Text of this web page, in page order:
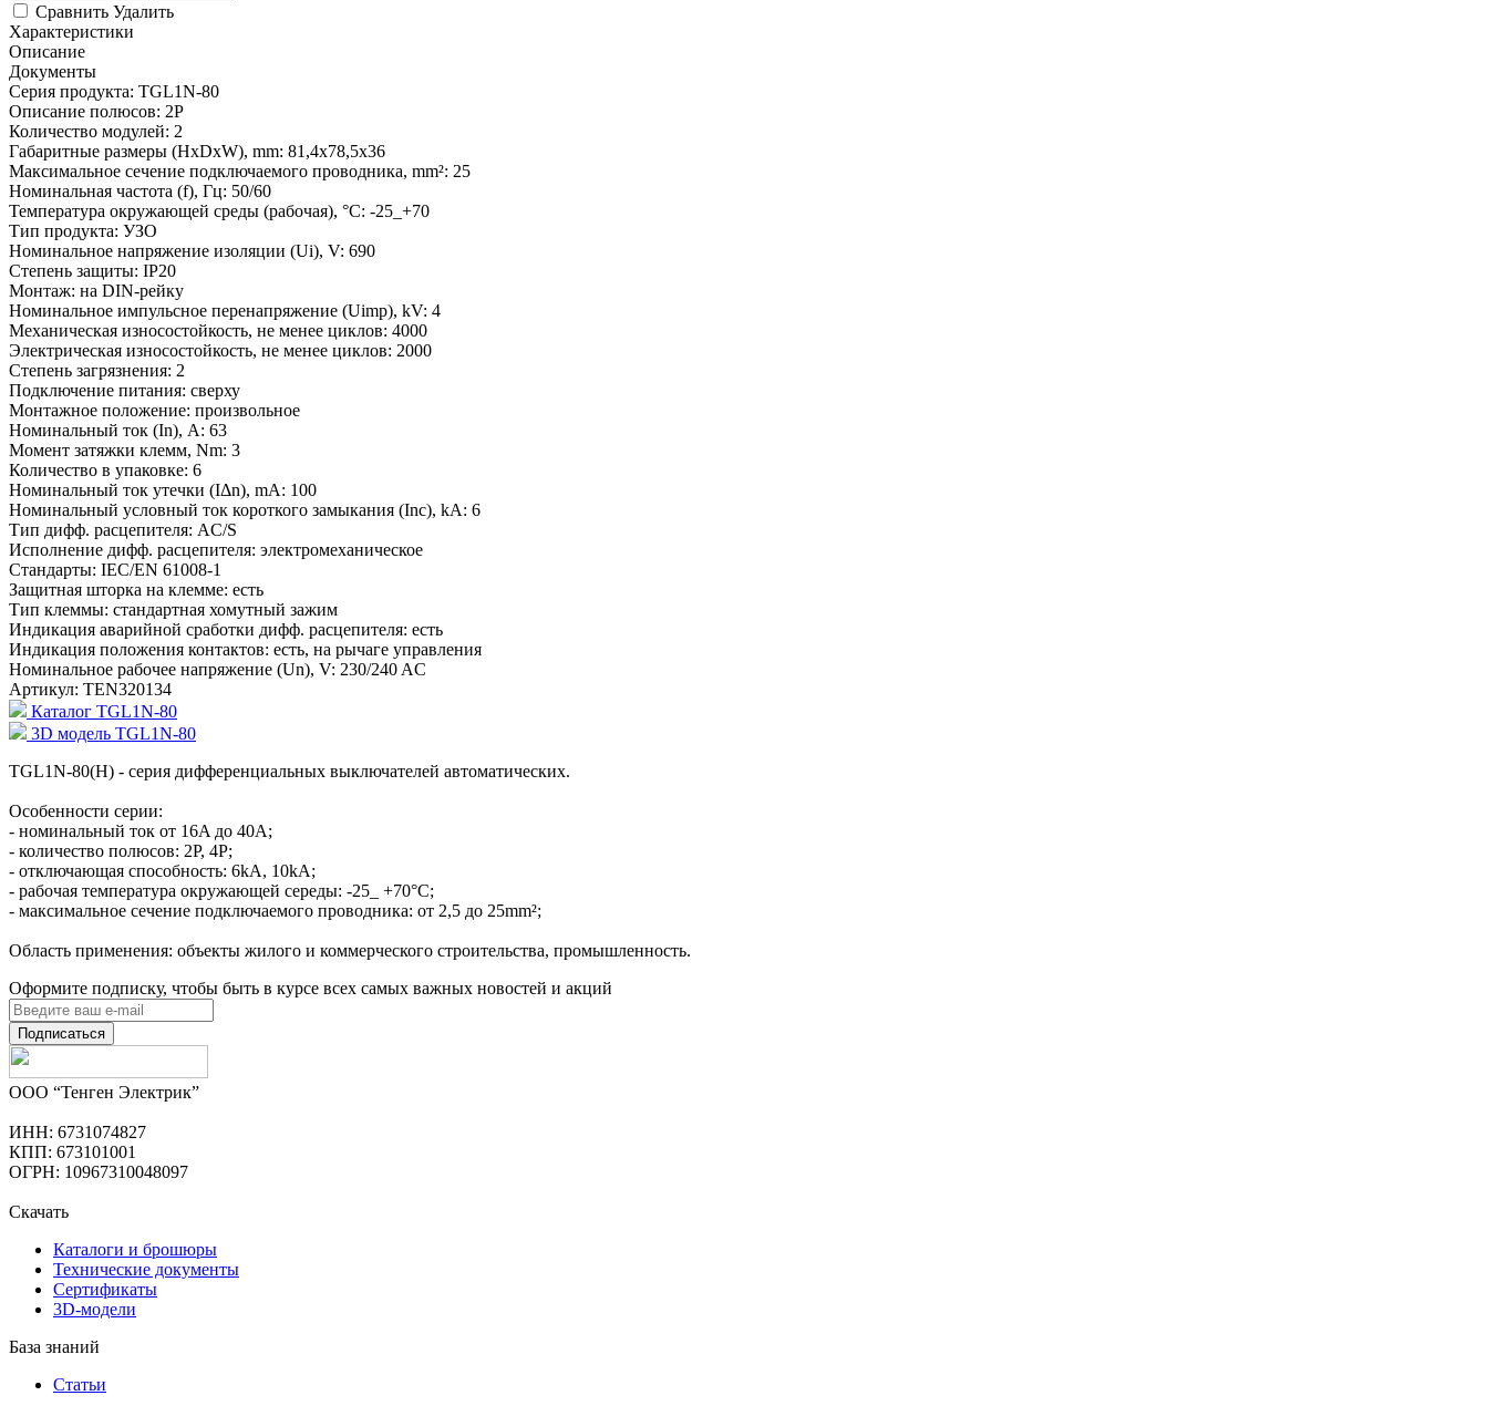
Сравнить Удалить
Характеристики
Описание
Документы
Серия продукта: TGL1N-80
Описание полюсов: 2P
Количество модулей: 2
Габаритные размеры (HxDxW), mm: 81,4x78,5x36
Максимальное сечение подключаемого проводника, mm²: 25
Номинальная частота (f), Гц: 50/60
Температура окружающей среды (рабочая), °С: -25_+70
Тип продукта: УЗО
Номинальное напряжение изоляции (Ui), V: 690
Степень защиты: IP20
Монтаж: на DIN-рейку
Номинальное импульсное перенапряжение (Uimp), kV: 4
Механическая износостойкость, не менее циклов: 4000
Электрическая износостойкость, не менее циклов: 2000
Степень загрязнения: 2
Подключение питания: сверху
Монтажное положение: произвольное
Номинальный ток (In), A: 63
Момент затяжки клемм, Nm: 3
Количество в упаковке: 6
Номинальный ток утечки (IΔn), mA: 100
Номинальный условный ток короткого замыкания (Inc), kA: 6
Тип дифф. расцепителя: AC/S
Исполнение дифф. расцепителя: электромеханическое
Стандарты: IEC/EN 61008-1
Защитная шторка на клемме: есть
Тип клеммы: стандартная хомутный зажим
Индикация аварийной сработки дифф. расцепителя: есть
Индикация положения контактов: есть, на рычаге управления
Номинальное рабочее напряжение (Un), V: 230/240 AC
Артикул: TEN320134
Каталог TGL1N-80
3D модель TGL1N-80
TGL1N-80(H) - серия дифференциальных выключателей автоматических.
Особенности серии:
- номинальный ток от 16A до 40A;
- количество полюсов: 2P, 4P;
- отключающая способность: 6kA, 10kA;
- рабочая температура окружающей середы: -25_ +70°С;
- максимальное сечение подключаемого проводника: от 2,5 до 25mm²;
Область применения: объекты жилого и коммерческого строительства, промышленность.
Оформите подписку, чтобы быть в курсе всех самых важных новостей и акций
Подписаться
ООО “Тенген Электрик”
ИНН: 6731074827
КПП: 673101001
ОГРН: 10967310048097
Скачать
Каталоги и брошюры
Технические документы
Сертификаты
3D-модели
База знаний
Статьи